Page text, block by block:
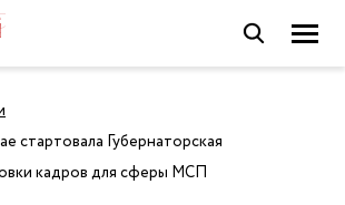
стартовала Губернаторская
кадров для сферы МСП